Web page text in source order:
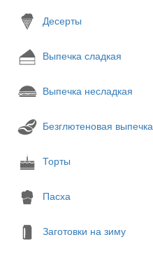
Десерты
Выпечка сладкая
Выпечка несладкая
Безглютеновая выпечка
Торты
Пасха
Заготовки на зиму